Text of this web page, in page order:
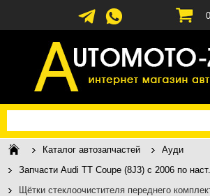
0
Каталог автозапчастей
Ауди
Запчасти Audi TT Coupe (8J3) c 2006 по
Щётки стеклоочистителя переднего